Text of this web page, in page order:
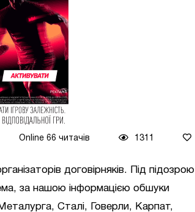
Online 66 читачів 1311
договірняків. Під підозрою
за нашою інформацією обшуки
Сталі, Говерли, Карпат,